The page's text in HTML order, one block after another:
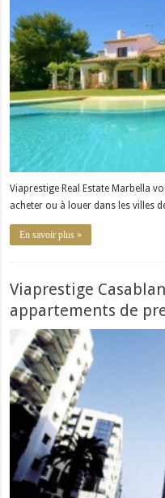
Viaprestige Real Estate Marbella
acheter ou à louer dans les villes
En savoir plus »
Viaprestige
appartements de